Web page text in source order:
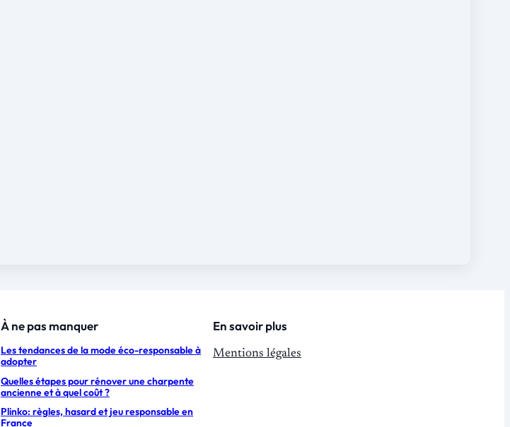
À ne pas manquer
Les tendances de la mode éco-responsable à
adopter
Quelles étapes pour rénover une charpente
ancienne et à quel coût ?
Plinko: règles, hasard et jeu responsable en
France
En savoir plus
Mentions légales